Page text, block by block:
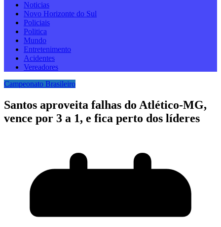
Noticias
Novo Horizonte do Sul
Policiais
Politica
Mundo
Entretenimento
Acidentes
Vereadores
Campeonato Brasileiro
Santos aproveita falhas do Atlético-MG,
vence por 3 a 1, e fica perto dos líderes